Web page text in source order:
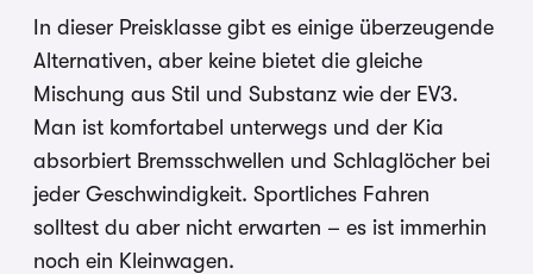
In dieser Preisklasse gibt es einige überzeugende
Alternativen, aber keine bietet die gleiche
Mischung aus Stil und Substanz wie der EV3.
Man ist komfortabel unterwegs und der Kia
absorbiert Bremsschwellen und Schlaglöcher bei
jeder Geschwindigkeit. Sportliches Fahren
solltest du aber nicht erwarten – es ist immerhin
noch ein Kleinwagen.